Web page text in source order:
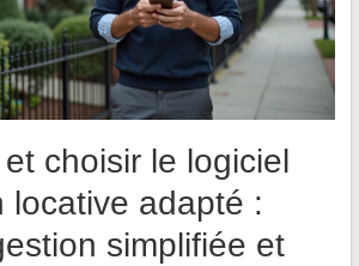
choisir le logiciel
locative adapté :
simplifiée et